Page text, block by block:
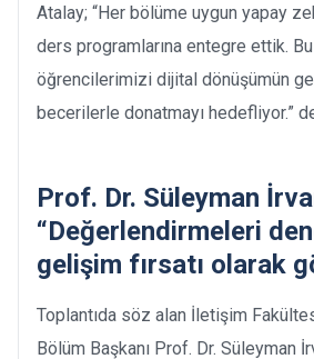
Atalay; “Her bölüme uygun yapay
ders programlarına entegre ettik. Bu
öğrencilerimizi dijital dönüşümün
becerilerle donatmayı hedefliyor.”
Prof. Dr. Süleyman
“Değerlendirmeleri
gelişim fırsatı olarak
Toplantıda söz alan İletişim
Bölüm Başkanı Prof. Dr. Süleyman